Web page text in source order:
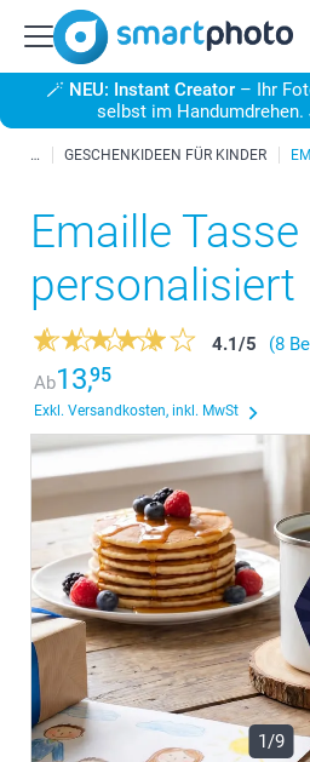
🪄 NEU: Instant Creator – Ihr
selbst im
GESCHENKIDEEN FÜR KINDER
Emaille Tasse
personalisiert
4.1/5
(8
Ab13,95
Exkl. Versandkosten, inkl. MwSt
1/9